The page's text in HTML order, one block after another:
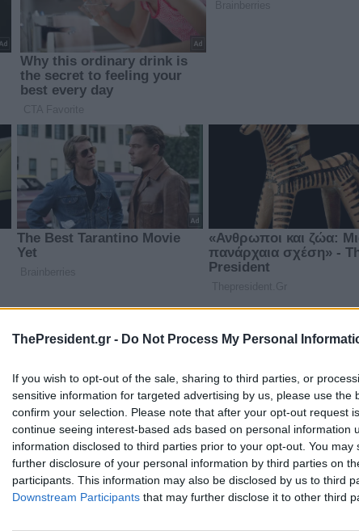
ThePresident.gr - Do Not Process My Personal
If you wish to opt-out of the sale, sharing to third parties, or
sensitive information for targeted advertising by us, please use the
confirm your selection. Please note that after your opt-out request
continue seeing interest-based ads based on personal information
information disclosed to third parties prior to your opt-out. You
further disclosure of your personal information by third parties on
participants. This information may also be disclosed by us to third
Downstream Participants that may further disclose it to other third